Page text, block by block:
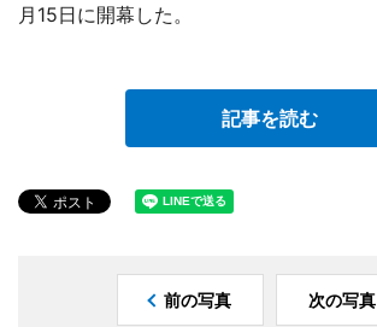
月15日に開幕した。
記事を読む
前の写真 次の写真